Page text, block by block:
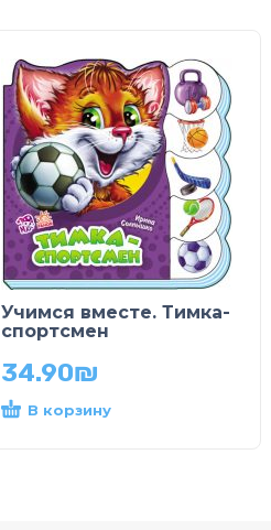
Учимся вместе. Тимка-
спортсмен
34.90₪
В корзину